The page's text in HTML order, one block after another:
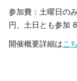
参加費： 土曜日の
円、土日とも参加
開催概要詳細はこ